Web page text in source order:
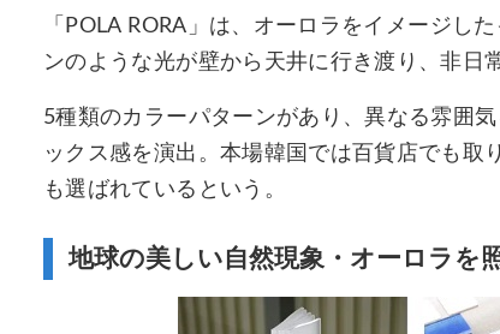
「POLA RORA」は、オーロラをイメージし
ンのような光が壁から天井に行き渡り、非日
5種類のカラーパターンがあり、異なる雰囲
ックス感を演出。本場韓国では百貨店でも取
も選ばれているという。
地球の美しい自然現象・オーロラを